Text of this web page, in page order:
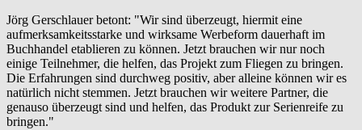
Jörg Gerschlauer betont: "Wir sind überzeugt, hiermit eine
aufmerksamkeitsstarke und wirksame Werbeform dauerhaft im
Buchhandel etablieren zu können. Jetzt brauchen wir nur noch
einige Teilnehmer, die helfen, das Projekt zum Fliegen zu bringen.
Die Erfahrungen sind durchweg positiv, aber alleine können wir es
natürlich nicht stemmen. Jetzt brauchen wir weitere Partner, die
genauso überzeugt sind und helfen, das Produkt zur Serienreife zu
bringen."